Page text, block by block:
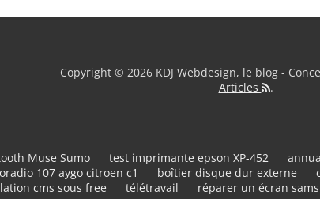
Copyright © 2026 KDJ Webdesign, le blog -
Articles
.
Muse Sumo test imprimante epson XP-452
107 aygo citroen c1 boîtier disque dur externe
cms sous free
télétravail réparer un écran